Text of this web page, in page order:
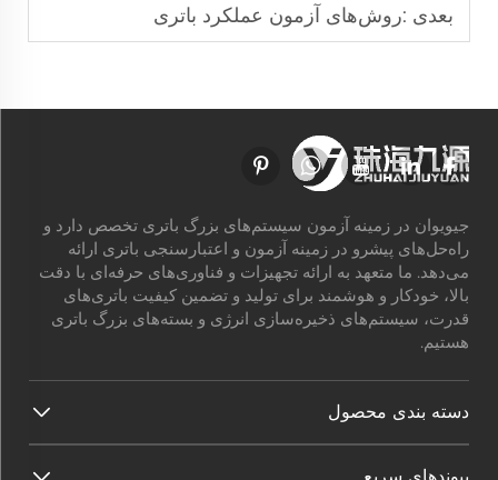
بعدی :روش‌های آزمون عملکرد باتری
جیویوان در زمینه آزمون سیستم‌های بزرگ باتری تخصص دارد و
راه‌حل‌های پیشرو در زمینه آزمون و اعتبارسنجی باتری ارائه
می‌دهد. ما متعهد به ارائه تجهیزات و فناوری‌های حرفه‌ای با دقت
بالا، خودکار و هوشمند برای تولید و تضمین کیفیت باتری‌های
قدرت، سیستم‌های ذخیره‌سازی انرژی و بسته‌های بزرگ باتری
هستیم.
دسته بندی محصول